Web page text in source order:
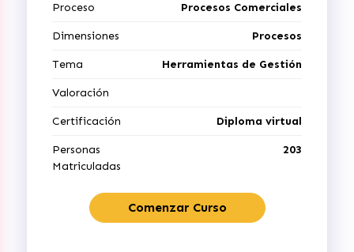
Proceso Procesos Comerciales
Dimensiones Procesos
Tema Herramientas de Gestión
Valoración
Certificación Diploma virtual
Personas
Matriculadas
203
Comenzar Curso